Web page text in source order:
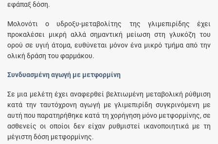
εφάπαξ δόση.
Μολονότι ο υδροξυ-μεταβολίτης της γλιμεπιρίδης έχει
προκαλέσει μικρή αλλά σημαντική μείωση στη γλυκόζη του
ορού σε υγιή άτομα, ευθύνεται μόνον ένα μικρό τμήμα από την
ολική δράση του φαρμάκου.
Συνδυασμένη αγωγή με μετφορμίνη
Σε μια μελέτη έχει αναφερθεί βελτιωμένη μεταβολική ρύθμιση
κατά την ταυτόχρονη αγωγή με γλιμεπιρίδη συγκρινόμενη με
αυτή που παρατηρήθηκε κατά τη χορήγηση μόνο μετφορμίνης, σε
ασθενείς οι οποίοι δεν είχαν ρυθμιστεί ικανοποιητικά με τη
μέγιστη δόση μετφορμίνης.